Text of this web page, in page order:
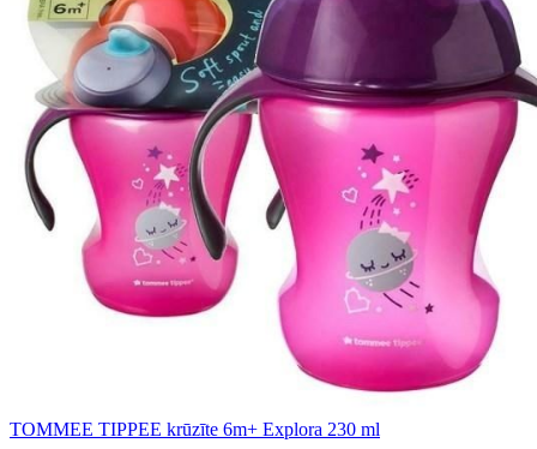
TOMMEE TIPPEE krūzīte 6m+ Explora 230 ml